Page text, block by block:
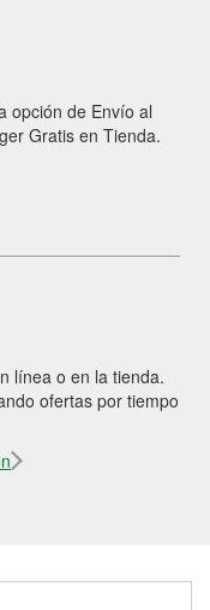
opción de Envío al
Gratis en Tienda.
línea o en la tienda.
ofertas por tiempo